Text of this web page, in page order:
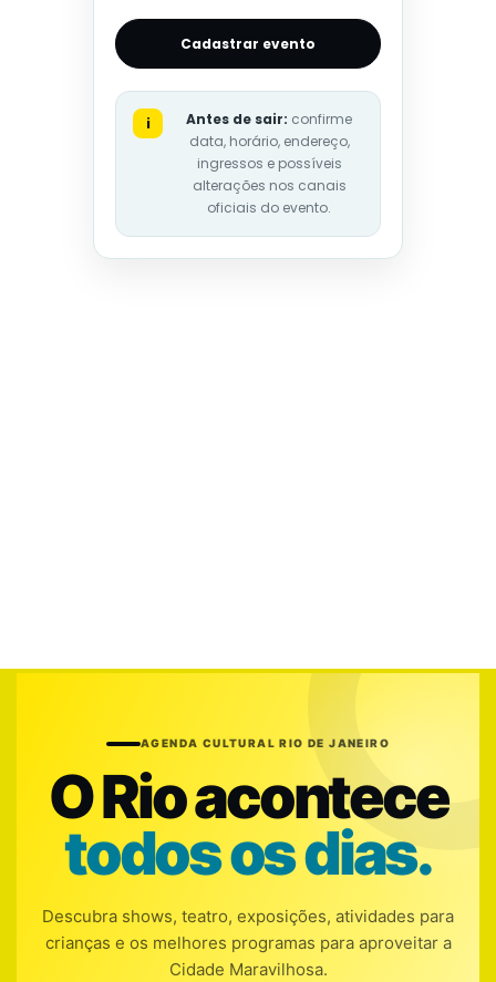
Cadastrar evento
i Antes de sair: confirme
data, horário, endereço,
ingressos e possíveis
alterações nos canais
oficiais do evento.
AGENDA CULTURAL RIO DE JANEIRO
O Rio acontece
todos os dias.
Descubra shows, teatro, exposições, atividades para
crianças e os melhores programas para aproveitar a
Cidade Maravilhosa.